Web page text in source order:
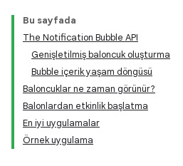
Bu sayfada
The Notification Bubble API
Genişletilmiş baloncuk oluşturma
Bubble içerik yaşam döngüsü
Baloncuklar ne zaman görünür?
Balonlardan etkinlik başlatma
En iyi uygulamalar
Örnek uygulama